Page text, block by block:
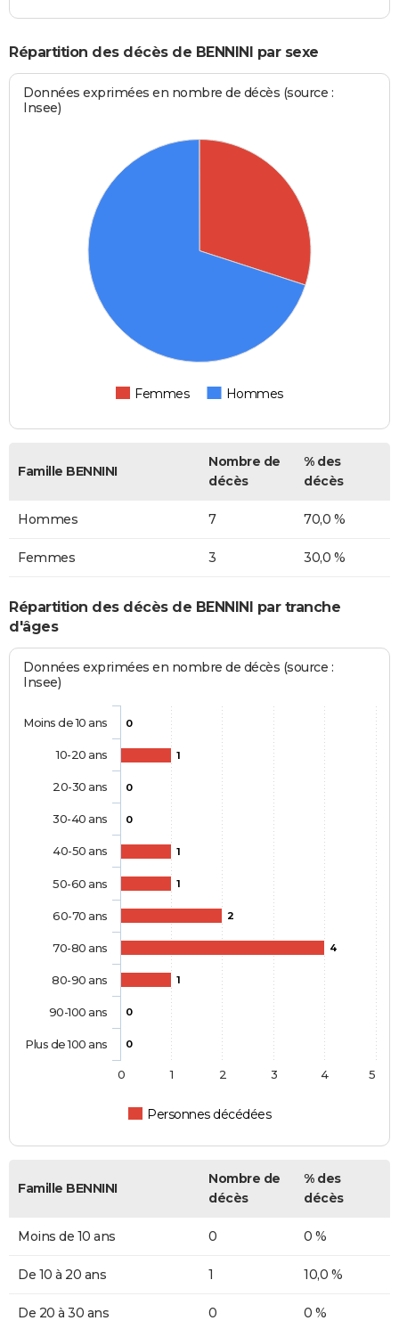
Répartition des décès de BENNINI par sexe
Données exprimées en nombre de décès (source :
Insee)
Femmes Hommes
Famille BENNINI
Nombre de
décès
% des
décès
Hommes 7 70,0 %
Femmes 3 30,0 %
Répartition des décès de BENNINI par tranche
d'âges
Données exprimées en nombre de décès (source :
Insee)
0
1
0
0
1
1
2
4
1
0
0
Personnes décédées
Moins de 10 ans
10-20 ans
20-30 ans
30-40 ans
40-50 ans
50-60 ans
60-70 ans
70-80 ans
80-90 ans
90-100 ans
Plus de 100 ans
0 1 2 3 4 5
Famille BENNINI
Nombre de
décès
% des
décès
Moins de 10 ans 0 0 %
De 10 à 20 ans 1 10,0 %
De 20 à 30 ans 0 0 %